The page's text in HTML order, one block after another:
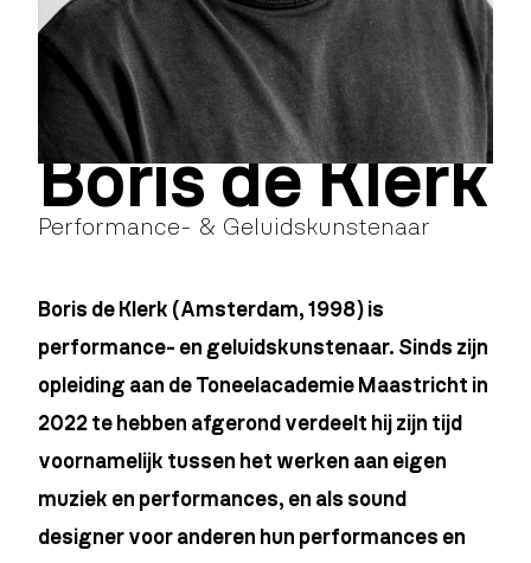
Boris de Klerk
Performance- & Geluidskunstenaar
Boris de Klerk (Amsterdam, 1998) is
performance- en geluidskunstenaar. Sinds zijn
opleiding aan de Toneelacademie Maastricht in
2022 te hebben afgerond verdeelt hij zijn tijd
voornamelijk tussen het werken aan eigen
muziek en performances, en als sound
designer voor anderen hun performances en